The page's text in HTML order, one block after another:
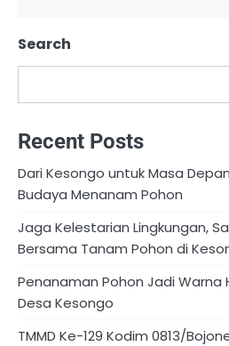
Search
Recent Posts
Dari Kesongo untuk Masa
Budaya Menanam Pohon
Jaga Kelestarian Lingkungan,
Bersama Tanam Pohon di
Penanaman Pohon Jadi Warna
Desa Kesongo
TMMD Ke-129 Kodim 0813/